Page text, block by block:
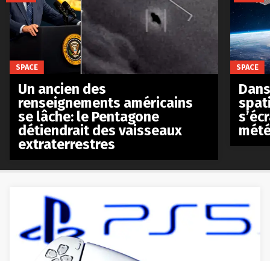
SPACE
Un ancien des
renseignements américains
se lâche: le Pentagone
détiendrait des vaisseaux
extraterrestres
SPACE